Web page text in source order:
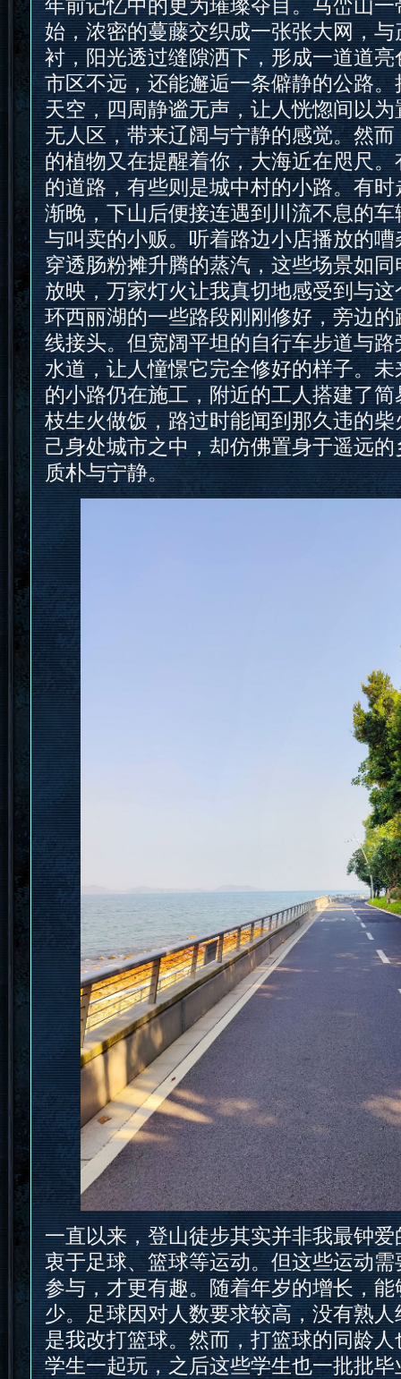
年前记忆中的更为璀璨夺目。马峦山
始，浓密的蔓藤交织成一张张大网，
衬，阳光透过缝隙洒下，形成一道道
市区不远，还能邂逅一条僻静的公路
天空，四周静谧无声，让人恍惚间以
无人区，带来辽阔与宁静的感觉。然
的植物又在提醒着你，大海近在咫尺
的道路，有些则是城中村的小路。有
渐晚，下山后便接连遇到川流不息的
与叫卖的小贩。听着路边小店播放的
穿透肠粉摊升腾的蒸汽，这些场景如
放映，万家灯火让我真切地感受到与
环西丽湖的一些路段刚刚修好，旁边
线接头。但宽阔平坦的自行车步道与
水道，让人憧憬它完全修好的样子。
的小路仍在施工，附近的工人搭建了
枝生火做饭，路过时能闻到那久违的
己身处城市之中，却仿佛置身于遥远
质朴与宁静。
一直以来，登山徒步其实并非我最钟
衷于足球、篮球等运动。但这些运动
参与，才更有趣。随着年岁的增长，
少。足球因对人数要求较高，没有熟
是我改打篮球。然而，打篮球的同龄
学生一起玩，之后这些学生也一批批